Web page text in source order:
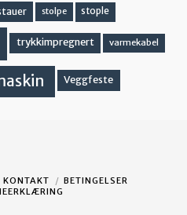
stolpe stople
trykkimpregnert varmekabel
Veggfeste
KONTAKT
BETINGELSER